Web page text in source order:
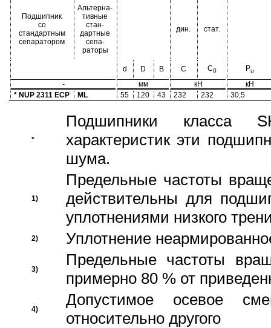
Подшипник
со
стандартным
сепаратором
Альтерна-
тивные
стан-
дартные
сепа-
раторы
дин. стат.
d D B C C0 Pu
- мм кН
кН
* NUP 2311 ECP
ML 55 120 43 232 232 30,5
*
Подшипники класса
характеристик эти
шума.
1)
Предельные частоты
действительны для
уплотнениями низкого
2) Уплотнение
3)
Предельные частоты
примерно 80 % от
4)
Допустимое осевое
относительно другого